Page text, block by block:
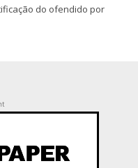
do ofendido por